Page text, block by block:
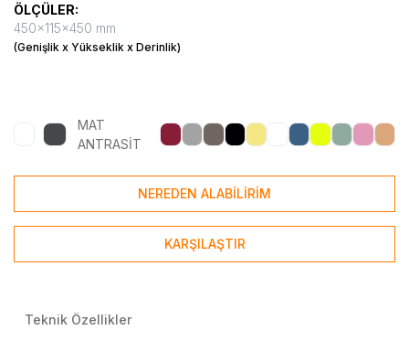
ÖLÇÜLER:
450x115x450 mm
(Genişlik x Yükseklik x Derinlik)
MAT
ANTRASİT
NEREDEN ALABİLİRİM
KARŞILAŞTIR
Teknik Özellikler